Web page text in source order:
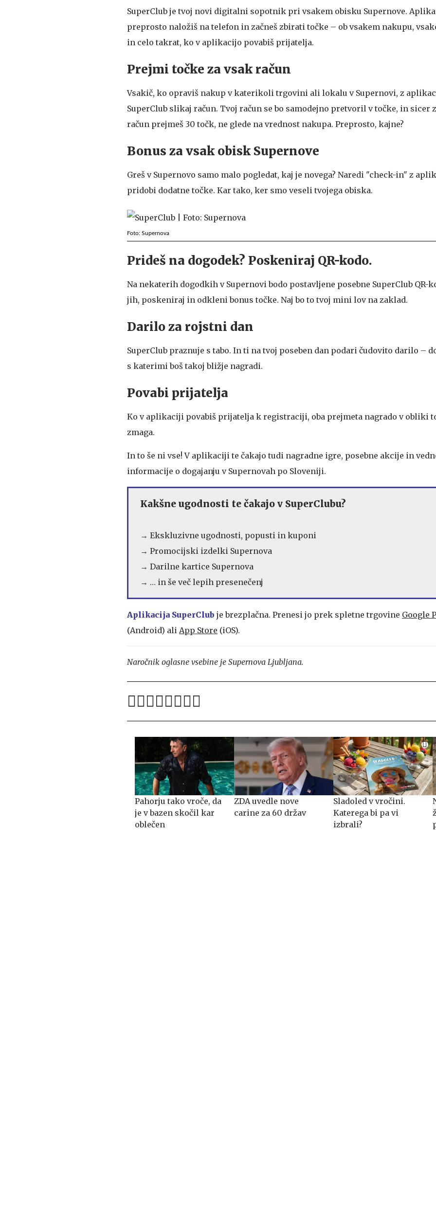
SuperClub je tvoj novi digitalni sopotnik pri vsakem obisku Supernove.
preprosto naložiš na telefon in začneš zbirati točke – ob vsakem nakupu,
in celo takrat, ko v aplikacijo povabiš prijatelja.
Prejmi točke za vsak račun
Vsakič, ko opraviš nakup v katerikoli trgovini ali lokalu v Supernovi, z
SuperClub slikaj račun. Tvoj račun se bo samodejno pretvoril v točke, in sicer
račun prejmeš 30 točk, ne glede na vrednost nakupa. Preprosto, kajne?
Bonus za vsak obisk Supernove
Greš v Supernovo samo malo pogledat, kaj je novega? Naredi "check-in" z
pridobi dodatne točke. Kar tako, ker smo veseli tvojega obiska.
Foto: Supernova
Prideš na dogodek? Poskeniraj QR-kodo.
Na nekaterih dogodkih v Supernovi bodo postavljene posebne SuperClub QR-
jih, poskeniraj in odkleni bonus točke. Naj bo to tvoj mini lov na zaklad.
Darilo za rojstni dan
SuperClub praznuje s tabo. In ti na tvoj poseben dan podari čudovito darilo –
s katerimi boš takoj bližje nagradi.
Povabi prijatelja
Ko v aplikaciji povabiš prijatelja k registraciji, oba prejmeta nagrado v obliki
zmaga.
In to še ni vse! V aplikaciji te čakajo tudi nagradne igre, posebne akcije in
informacije o dogajanju v Supernovah po Sloveniji.
Kakšne ugodnosti te čakajo v SuperClubu?
→ Ekskluzivne ugodnosti, popusti in kuponi
→ Promocijski izdelki Supernova
→ Darilne kartice Supernova
→ … in še več lepih presenečenj
Aplikacija SuperClub je brezplačna. Prenesi jo prek spletne trgovine Google
(Android) ali App Store (iOS).
Naročnik oglasne vsebine je Supernova Ljubljana.
Pahorju tako vroče, da
je v bazen skočil kar
oblečen
ZDA uvedle nove
carine za 60 držav
Sladoled v vročini.
Katerega bi pa vi
izbrali?